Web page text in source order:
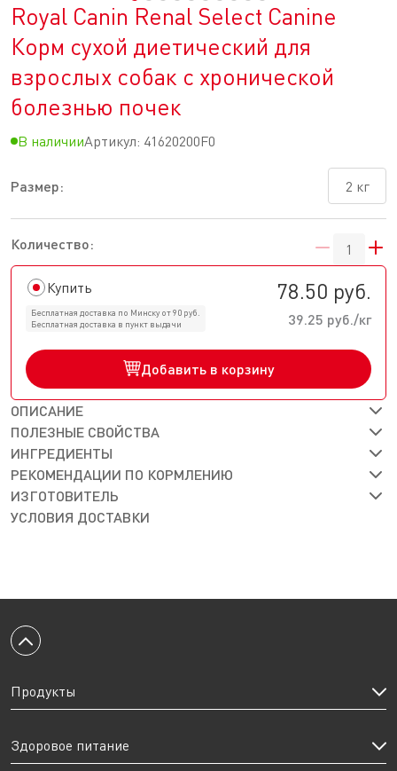
Royal Canin Renal Select Canine
Корм сухой диетический для
взрослых собак с хронической
болезнью почек
В наличииАртикул: 41620200F0
Размер: 2 кг
Количество:
Купить
Бесплатная доставка по Минску от 90 руб.
Бесплатная доставка в пункт выдачи
78.50 руб.
39.25 руб./кг
Добавить в корзину
ОПИСАНИЕ
ПОЛЕЗНЫЕ СВОЙСТВА
ИНГРЕДИЕНТЫ
РЕКОМЕНДАЦИИ ПО КОРМЛЕНИЮ
ИЗГОТОВИТЕЛЬ
УСЛОВИЯ ДОСТАВКИ
Вернуться к началу
Продукты
Здоровое питание